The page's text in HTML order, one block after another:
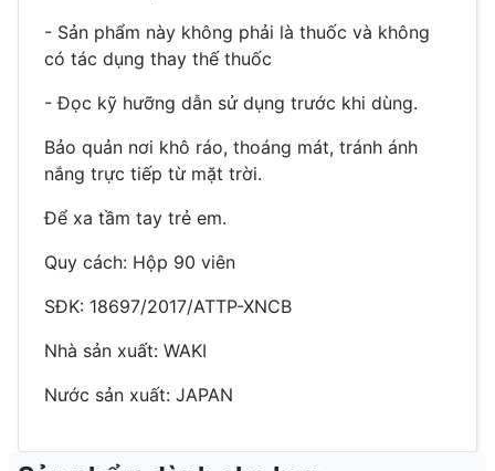
- Sản phẩm này không phải là thuốc và không
có tác dụng thay thế thuốc
- Đọc kỹ hưỡng dẫn sử dụng trước khi dùng.
Bảo quản nơi khô ráo, thoáng mát, tránh ánh
nắng trực tiếp từ mặt trời.
Để xa tầm tay trẻ em.
Quy cách: Hộp 90 viên
SĐK: 18697/2017/ATTP-XNCB
Nhà sản xuất: WAKI
Nước sản xuất: JAPAN